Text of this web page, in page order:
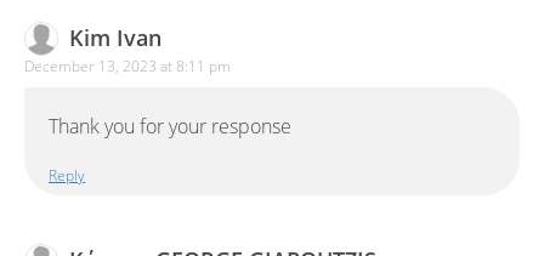
Kim Ivan
December 13, 2023 at 8:11 pm
Thank you for your response
Reply